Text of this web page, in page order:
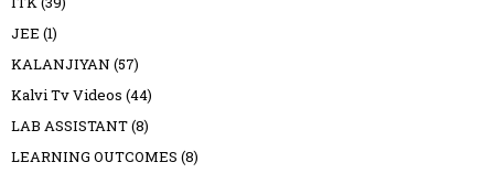
JEE (1)
KALANJIYAN (57)
Kalvi Tv Videos (44)
LAB ASSISTANT(8)
LEARNING OUTCOMES (8)